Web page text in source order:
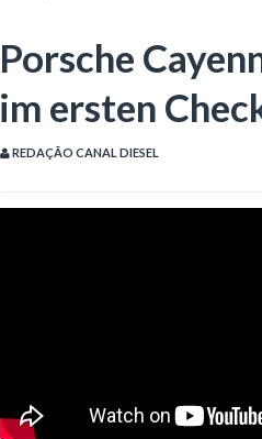
Porsche
im ersten
REDAÇÃO CANAL DIESEL